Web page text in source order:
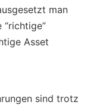
man
Asset
sind trotz